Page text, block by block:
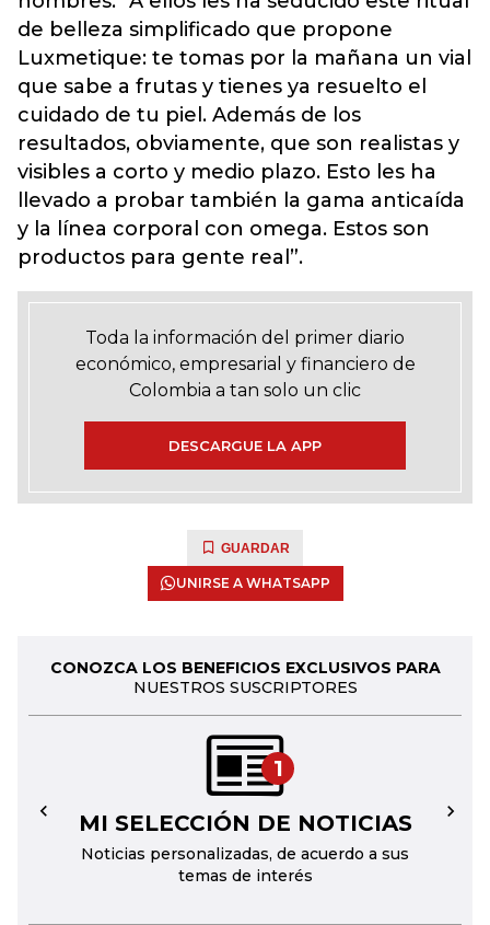
de belleza simplificado que propone
Luxmetique: te tomas por la mañana un vial
que sabe a frutas y tienes ya resuelto el
cuidado de tu piel. Además de los
resultados, obviamente, que son realistas y
visibles a corto y medio plazo. Esto les ha
llevado a probar también la gama anticaída
y la línea corporal con omega. Estos son
productos para gente real”.
Toda la información del primer diario
económico, empresarial y financiero de
Colombia a tan solo un clic
DESCARGUE LA APP
GUARDAR
UNIRSE A WHATSAPP
CONOZCA LOS BENEFICIOS EXCLUSIVOS PARA
NUESTROS SUSCRIPTORES
1
MI SELECCIÓN DE NOTICIAS
Noticias personalizadas, de acuerdo a sus
temas de interés
← →